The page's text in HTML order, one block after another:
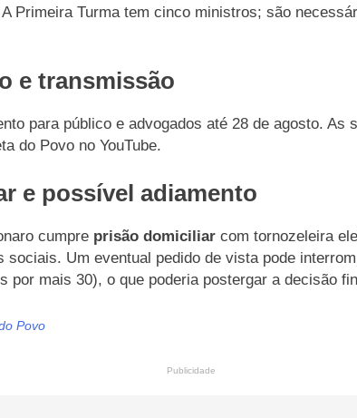
Primeira Turma tem cinco ministros; são
e transmissão
para público e advogados até 28 de agosto. As
do Povo no YouTube.
e possível adiamento
cumpre prisão domiciliar com tornozeleira
sociais. Um eventual pedido de vista pode
por mais 30), o que poderia postergar a decisão
Povo
Publicidade